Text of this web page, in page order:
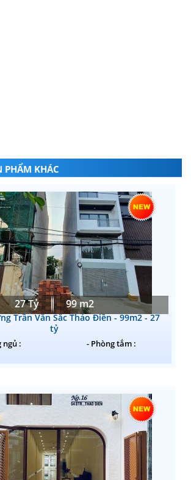
PHẨM KHÁC
27 Tỷ 99 m2
Trần Văn Sắc Thảo Điền - 99m2 - 27
tỷ
ngủ : - Phòng tắm :